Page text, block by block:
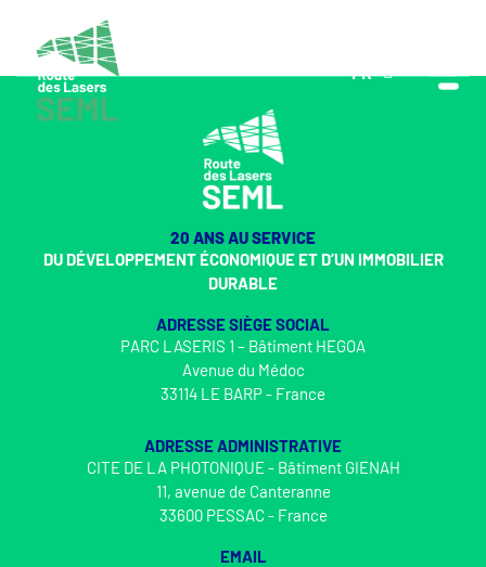
FR
EN
20 ANS AU SERVICE
DU DÉVELOPPEMENT ÉCONOMIQUE ET D’UN IMMOBILIER
DURABLE
ADRESSE SIÈGE SOCIAL
PARC LASERIS 1 – Bâtiment HEGOA
Avenue du Médoc
33114 LE BARP - France
ADRESSE ADMINISTRATIVE
CITE DE LA PHOTONIQUE - Bâtiment GIENAH
11, avenue de Canteranne
33600 PESSAC - France
EMAIL